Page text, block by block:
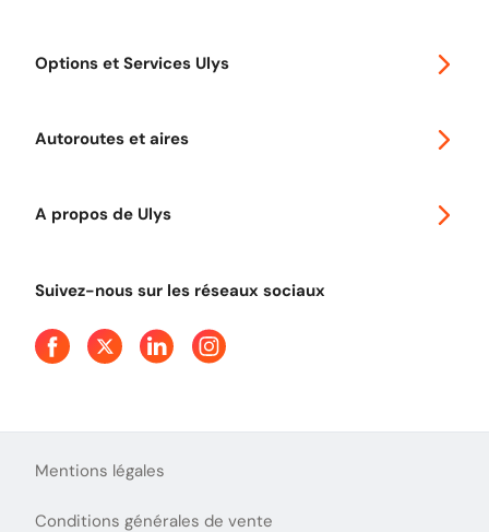
Options et Services Ulys
Autoroutes et aires
A propos de Ulys
Presse
Suivez-nous sur les réseaux sociaux
Mentions légales
Conditions générales de vente